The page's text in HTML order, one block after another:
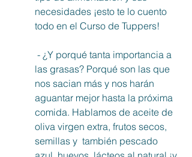
necesidades ¡esto te lo cuento
todo en el Curso de Tuppers!
las grasas? Porqué son las que
nos sacian más y nos harán
aguantar mejor hasta la próxima
comida. Hablamos de aceite de
oliva virgen extra, frutos secos,
semillas y  también pescado